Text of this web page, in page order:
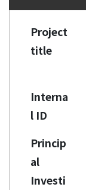
Project
title
Interna
l ID
Princip
al
Investi